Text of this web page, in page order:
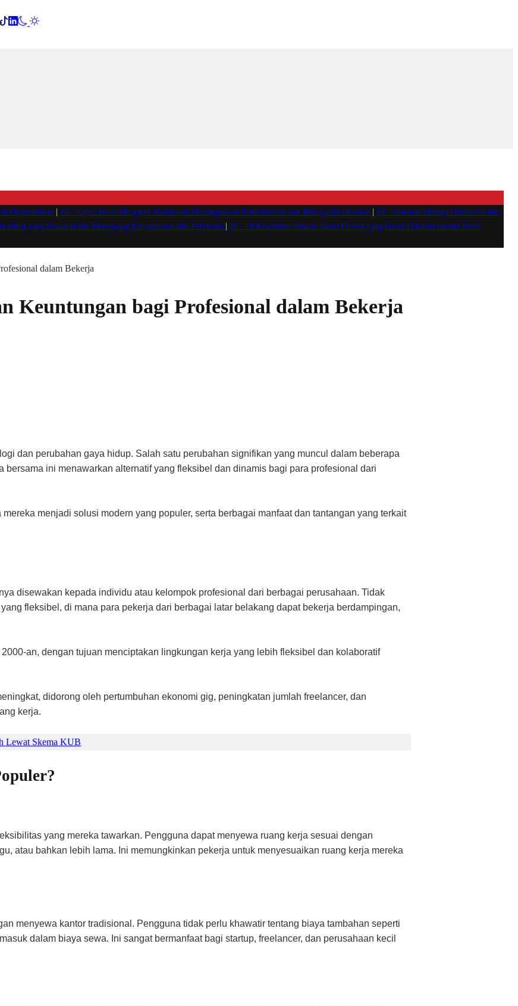
Diperhatikan #2 - Tips Cerdas Mengatur Waktu dan Meningkatkan Produktivitas saat Bekerja dari Rumah #3 - Panduan Belanja Online Cerdas:
yang Sesuai untuk Menunjang Kenyamanan dan Performa #5 - 10 Kesalahan Umum dalam Fitness yang Harus Dihindari untuk Hasil
dalam Bekerja
Keuntungan bagi Profesional dalam Bekerja
dan perubahan gaya hidup. Salah satu perubahan signifikan yang muncul dalam beberapa
ini menawarkan alternatif yang fleksibel dan dinamis bagi para profesional dari
menjadi solusi modern yang populer, serta berbagai manfaat dan tantangan yang terkait
disewakan kepada individu atau kelompok profesional dari berbagai perusahaan. Tidak
fleksibel, di mana para pekerja dari berbagai latar belakang dapat bekerja berdampingan,
an, dengan tujuan menciptakan lingkungan kerja yang lebih fleksibel dan kolaboratif
didorong oleh pertumbuhan ekonomi gig, peningkatan jumlah freelancer, dan
kerja.
Lewat Skema KUB
yang mereka tawarkan. Pengguna dapat menyewa ruang kerja sesuai dengan
atau bahkan lebih lama. Ini memungkinkan pekerja untuk menyesuaikan ruang kerja mereka
menyewa kantor tradisional. Pengguna tidak perlu khawatir tentang biaya tambahan seperti
dalam biaya sewa. Ini sangat bermanfaat bagi startup, freelancer, dan perusahaan kecil